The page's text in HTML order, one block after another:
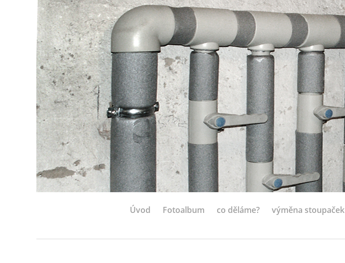
Úvod Fotoalbum co děláme? výměna stoupaček